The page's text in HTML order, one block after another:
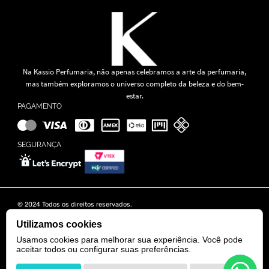
Na Kassio Perfumaria, não apenas celebramos a arte da perfumaria,
mas também exploramos o universo completo da beleza e do bem-
estar.
PAGAMENTO
SEGURANÇA
© 2024 Todos os direitos reservados.
Rua Tapajós n° 481- Edifício B&B Business - 7° Andar - Vila Brasília -
POWERED BY DEVELOPED BY
Utilizamos cookies
Usamos cookies para melhorar sua experiência. Você pode
aceitar todos ou configurar suas preferências.